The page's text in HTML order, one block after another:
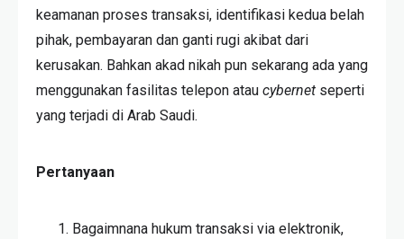
keamanan proses transaksi, identifikasi kedua belah
pihak, pembayaran dan ganti rugi akibat dari
kerusakan. Bahkan akad nikah pun sekarang ada yang
menggunakan fasilitas telepon atau cybernet seperti
yang terjadi di Arab Saudi.
Pertanyaan
Bagaimnana hukum transaksi via elektronik,